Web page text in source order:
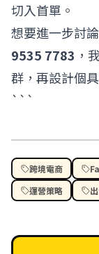
切入首單。
想要進一步討
9535 7783 ，
群，再設計個
```
跨境電商
運營策略